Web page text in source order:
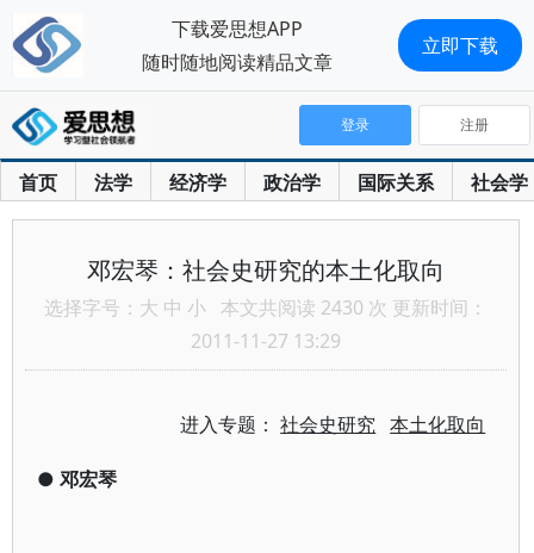
首页 法学 经济学 政治学 国际关系 社会学
登录 注册
邓宏琴：社会史研究的本土化取向
选择字号： 大 中 小 本文共阅读 2430 次 更新时间：
2011-11-27 13:29
进入专题：社会史研究 本土化取向
● 邓宏琴
下载爱思想APP
随时随地阅读精品文章
立即下载